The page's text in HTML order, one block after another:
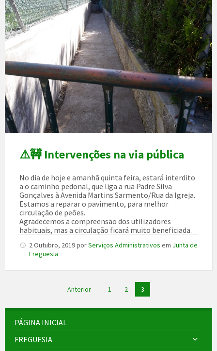
⚠️🚧 Intervenções na via pública
No dia de hoje e amanhã quinta feira, estará interdito
a o caminho pedonal, que liga a rua Padre Silva
Gonçalves à Avenida Martins Sarmento/Rua da Igreja.
Estamos a reparar o pavimento, para melhor
circulação de peões.
Agradecemos a compreensão dos utilizadores
habituais, mas a circulação ficará muito beneficiada.
2 Outubro, 2019porServiços Administrativos em Junta de
Freguesia
conteúdos
Anterior 1 2 3
PÁGINA INICIAL
FREGUESIA